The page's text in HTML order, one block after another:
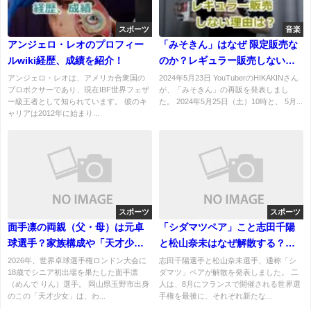
スポーツ
アンジェロ・レオのプロフィー
ルwiki経歴、成績を紹介！
アンジェロ・レオは、アメリカ合衆国の
プロボクサーであり、現在IBF世界フェザ
ー級王者として知られています。 彼のキ
ャリアは2012年に始まり...
音楽
「みそきん」はなぜ 限定販売な
のか？レギュラー販売しない理
由は？
2024年5月23日 YouTuberのHIKAKINさん
が、「みそきん」の再販を発表しまし
た。 2024年5月25日（土）10時と、 5月...
スポーツ
面手凛の両親（父・母）は元卓
球選手？家族構成や「天才少
女」を育てた英才教育の秘密を
調査！
2026年、世界卓球選手権ロンドン大会に
18歳でシニア初出場を果たした面手凛
（めんで りん）選手。 岡山県玉野市出身
のこの「天才少女」は、わ...
スポーツ
「シダマツペア」こと志田千陽
と松山奈未はなぜ解散する？ペ
ア解消の理由は何？
志田千陽選手と松山奈未選手、通称「シ
ダマツ」ペアが解散を発表しました。 二
人は、8月にフランスで開催される世界選
手権を最後に、それぞれ新たな...